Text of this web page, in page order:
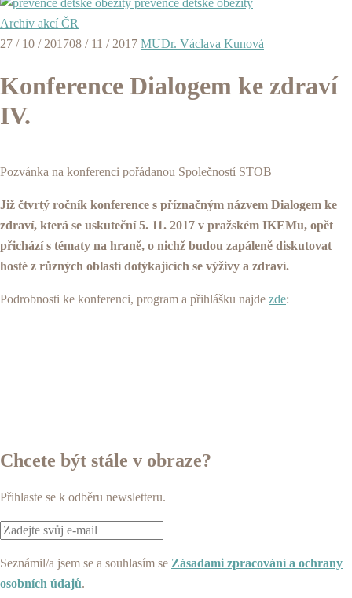
prevence dětské obezity
Archiv akcí ČR
27 / 10 / 201708 / 11 / 2017 MUDr. Václava Kunová
Konference Dialogem ke zdraví
IV.
Pozvánka na konferenci pořádanou Společností STOB
Již čtvrtý ročník konference s příznačným názvem Dialogem ke
zdraví, která se uskuteční 5. 11. 2017 v pražském IKEMu, opět
přichází s tématy na hraně, o nichž budou zapáleně diskutovat
hosté z různých oblastí dotýkajících se výživy a zdraví.
Podrobnosti ke konferenci, program a přihlášku najde zde:
Chcete být stále v obraze?
Přihlaste se k odběru newsletteru.
Seznámil/a jsem se a souhlasím se Zásadami zpracování a ochrany
osobních údajů.